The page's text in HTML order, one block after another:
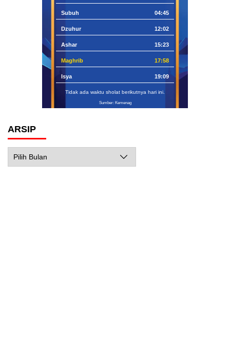
Subuh 04:45
Dzuhur 12:02
Ashar 15:23
Maghrib 17:58
Isya 19:09
Tidak ada waktu sholat berikutnya hari ini.
Sumber: Kemenag
ARSIP